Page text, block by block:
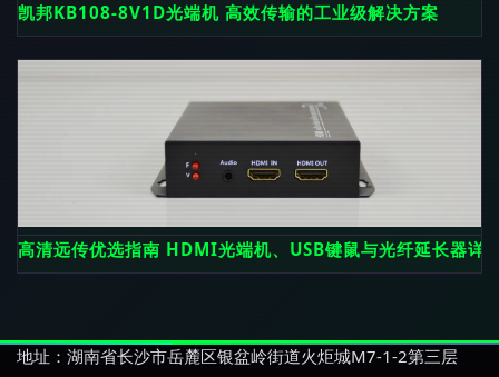
凯邦KB108-8V1D光端机 高效传输的工业级解决方案
高清远传优选指南 HDMI光端机、USB键鼠与光纤延长器详
地址：湖南省长沙市岳麓区银盆岭街道火炬城M7-1-2第三层